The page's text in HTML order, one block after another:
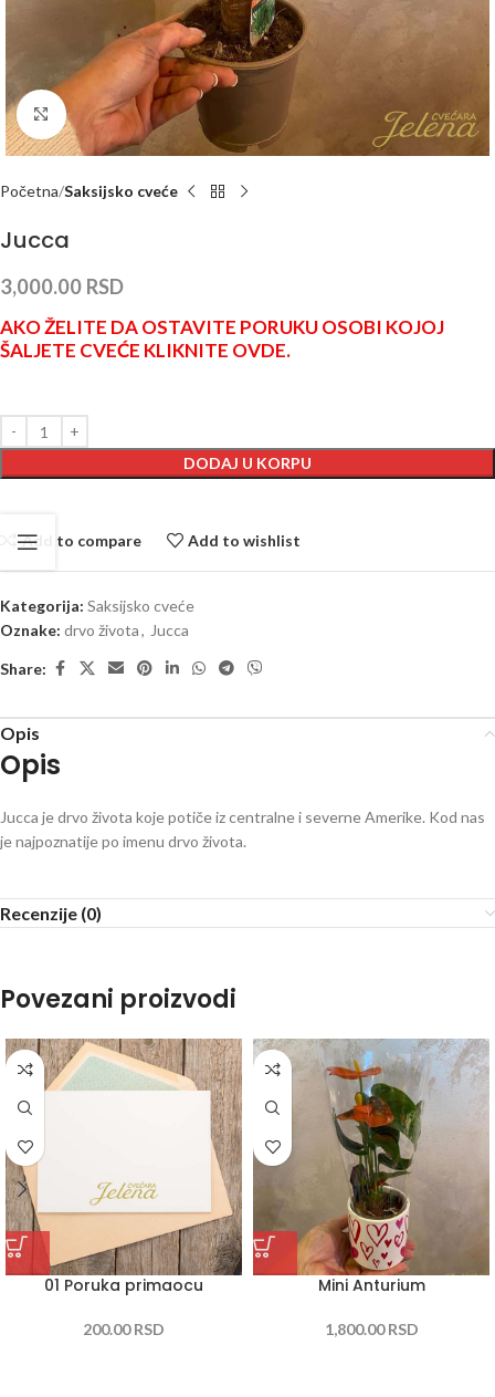
Click to enlarge
Početna Saksijsko cveće
Jucca
3,000.00 RSD
AKO ŽELITE DA OSTAVITE PORUKU OSOBI KOJOJ
ŠALJETE CVEĆE KLIKNITE OVDE.
DODAJ U KORPU
Add to compare Add to wishlist
Kategorija: Saksijsko cveće
Oznake: drvo života, Jucca
Share:
Opis
Opis
Jucca je drvo života koje potiče iz centralne i severne Amerike. Kod nas
je najpoznatije po imenu drvo života.
Recenzije (0)
Povezani proizvodi
01 Poruka primaocu
200.00RSD
Mini Anturium
1,800.00RSD